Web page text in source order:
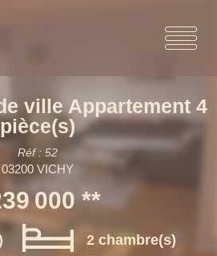
ville Appartement 4
pièce(s)
Réf : 52
03200 VICHY
000 **
2 chambre(s)